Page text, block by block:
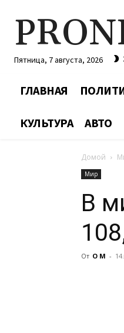
Пятница, 7 августа, 2026
ГЛАВНАЯ
КУЛЬТУРА АВТО
Домой
Мир
В
От О М -